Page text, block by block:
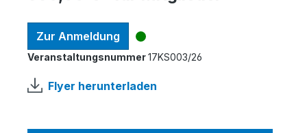
Zur Anmeldung
Veranstaltungsnummer17KS003/26
Flyer herunterladen